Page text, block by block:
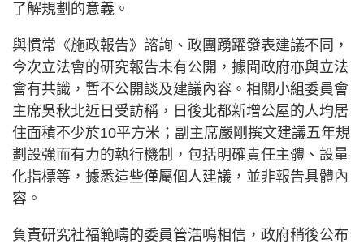
了解規劃的意義。
與慣常《施政報告》諮詢、政團踴躍發表建議不同，
今次立法會的研究報告未有公開，據聞政府亦與立法
會有共識，暫不公開談及建議內容。相關小組委員會
主席吳秋北近日受訪稱，日後北都新增公屋的人均居
住面積不少於10平方米；副主席嚴剛撰文建議五年規
劃設強而有力的執行機制，包括明確責任主體、設量
化指標等，據悉這些僅屬個人建議，並非報告具體內
容。
負責研究社福範疇的委員管浩鳴相信，政府稍後公布